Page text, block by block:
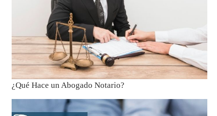
¿Qué Hace un Abogado Notario?